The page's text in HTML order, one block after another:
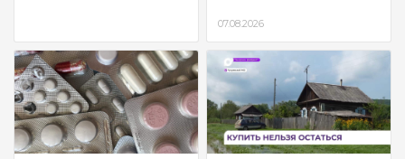
07.08.2026